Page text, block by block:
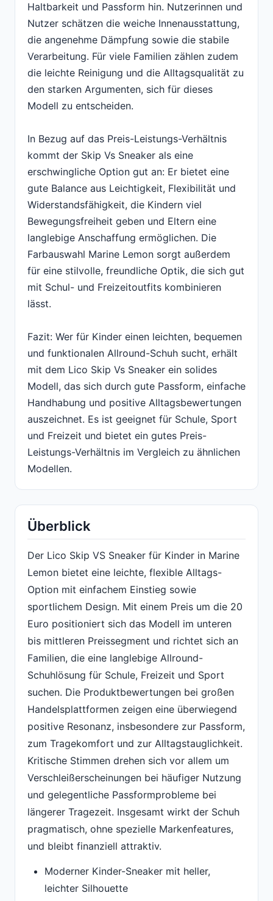
Haltbarkeit und Passform hin. Nutzerinnen und
Nutzer schätzen die weiche Innenausstattung,
die angenehme Dämpfung sowie die stabile
Verarbeitung. Für viele Familien zählen zudem
die leichte Reinigung und die Alltagsqualität zu
den starken Argumenten, sich für dieses
Modell zu entscheiden.
In Bezug auf das Preis-Leistungs-Verhältnis
kommt der Skip Vs Sneaker als eine
erschwingliche Option gut an: Er bietet eine
gute Balance aus Leichtigkeit, Flexibilität und
Widerstandsfähigkeit, die Kindern viel
Bewegungsfreiheit geben und Eltern eine
langlebige Anschaffung ermöglichen. Die
Farbauswahl Marine Lemon sorgt außerdem
für eine stilvolle, freundliche Optik, die sich gut
mit Schul- und Freizeitoutfits kombinieren
lässt.
Fazit: Wer für Kinder einen leichten, bequemen
und funktionalen Allround-Schuh sucht, erhält
mit dem Lico Skip Vs Sneaker ein solides
Modell, das sich durch gute Passform, einfache
Handhabung und positive Alltagsbewertungen
auszeichnet. Es ist geeignet für Schule, Sport
und Freizeit und bietet ein gutes Preis-
Leistungs-Verhältnis im Vergleich zu ähnlichen
Modellen.
Überblick
Der Lico Skip VS Sneaker für Kinder in Marine
Lemon bietet eine leichte, flexible Alltags-
Option mit einfachem Einstieg sowie
sportlichem Design. Mit einem Preis um die 20
Euro positioniert sich das Modell im unteren
bis mittleren Preissegment und richtet sich an
Familien, die eine langlebige Allround-
Schuhlösung für Schule, Freizeit und Sport
suchen. Die Produktbewertungen bei großen
Handelsplattformen zeigen eine überwiegend
positive Resonanz, insbesondere zur Passform,
zum Tragekomfort und zur Alltagstauglichkeit.
Kritische Stimmen drehen sich vor allem um
Verschleißerscheinungen bei häufiger Nutzung
und gelegentliche Passformprobleme bei
längerer Tragezeit. Insgesamt wirkt der Schuh
pragmatisch, ohne spezielle Markenfeatures,
und bleibt finanziell attraktiv.
Moderner Kinder-Sneaker mit heller,
leichter Silhouette